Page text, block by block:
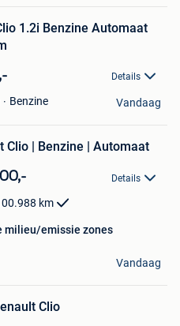
1.2i Benzine Automaat
Details
Benzine Vandaag
Clio | Benzine | Automaat
Details
km
milieu/emissie zones
Vandaag
Clio